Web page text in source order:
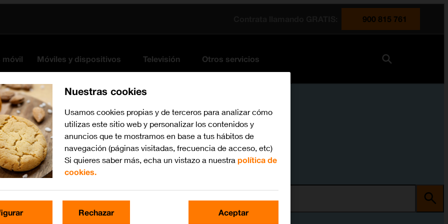
900 815 761
móvil Móviles y dispositivos Televisión Otros servicios
Nuestras cookies
Usamos cookies propias y de terceros para analizar cómo
utilizas este sitio web y personalizar los contenidos y
anuncios que te mostramos en base a tus hábitos de
navegación (páginas visitadas, frecuencia de acceso, etc)
Si quieres saber más, echa un vistazo a nuestra política de
cookies.
Rechazar Aceptar